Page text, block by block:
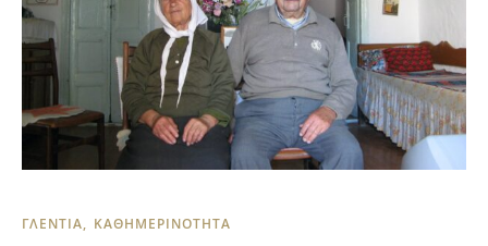
ΓΛΕΝΤΙΑ ΚΑΘΗΜΕΡΙΝΟΤΗΤΑ